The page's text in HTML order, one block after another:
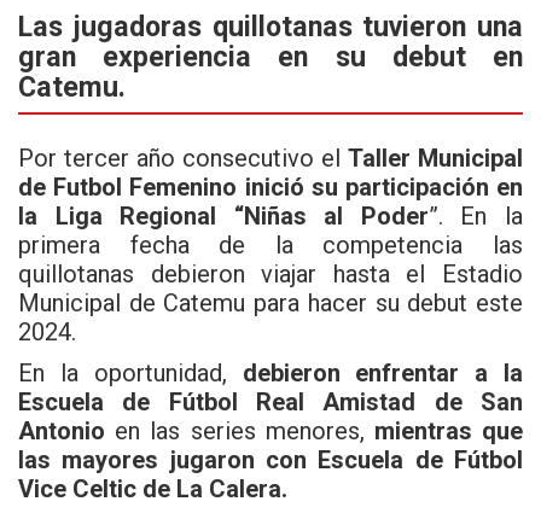
ce
b
o
o
k
tt
er
at
s
A
p
p
Las jugadoras quillotanas tuvieron una
gran experiencia en su debut en
Catemu.
Por tercer año consecutivo el Taller Municipal
de Futbol Femenino inició su participación en
la Liga Regional “Niñas al Poder”. En la
primera fecha de la competencia las
quillotanas debieron viajar hasta el Estadio
Municipal de Catemu para hacer su debut este
2024.
En la oportunidad, debieron enfrentar a la
Escuela de Fútbol Real Amistad de San
Antonio en las series menores, mientras que
las mayores jugaron con Escuela de Fútbol
Vice Celtic de La Calera.